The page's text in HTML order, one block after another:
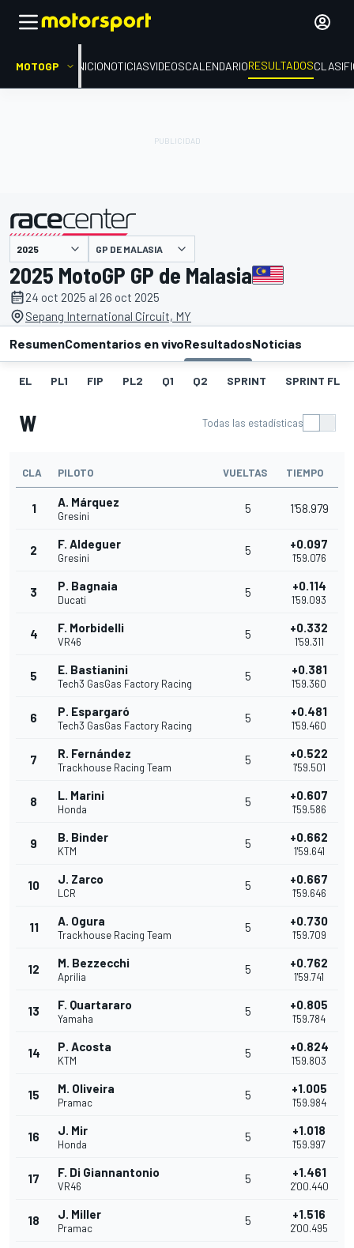
MOTOGP INICIONOTICIASVIDEOSCALENDARIORESULTADOS
presentado por GP DE MALASIA
2025 MotoGP GP de Malasia
24 oct 2025 al 26 oct 2025
Sepang International Circuit, MY
ResumenComentarios en vivoResultadosNoticias
EL PL1 FIP PL2 Q1 Q2 SPRINT SPRINT FL
W Todas las estadísticas
CLA PILOTO VUELTAS TIEMPO
1 A. Márquez
Gresini
5 1'58.979
2 F. Aldeguer
Gresini
5 +0.097
1'59.076
3 P. Bagnaia
Ducati
5 +0.114
1'59.093
4 F. Morbidelli
VR46
5 +0.332
1'59.311
5 E. Bastianini
Tech3 GasGas Factory Racing
5 +0.381
1'59.360
6 P. Espargaró
Tech3 GasGas Factory Racing
5 +0.481
1'59.460
7 R. Fernández
Trackhouse Racing Team
5 +0.522
1'59.501
8 L. Marini
Honda
5 +0.607
1'59.586
9 B. Binder
KTM
5 +0.662
1'59.641
10 J. Zarco
LCR
5 +0.667
1'59.646
11 A. Ogura
Trackhouse Racing Team
5 +0.730
1'59.709
12 M. Bezzecchi
Aprilia
5 +0.762
1'59.741
13 F. Quartararo
Yamaha
5 +0.805
1'59.784
14 P. Acosta
KTM
5 +0.824
1'59.803
15 M. Oliveira
Pramac
5 +1.005
1'59.984
16 J. Mir
Honda
5 +1.018
1'59.997
17 F. Di Giannantonio
VR46
5 +1.461
2'00.440
18 J. Miller
Pramac
5 +1.516
2'00.495